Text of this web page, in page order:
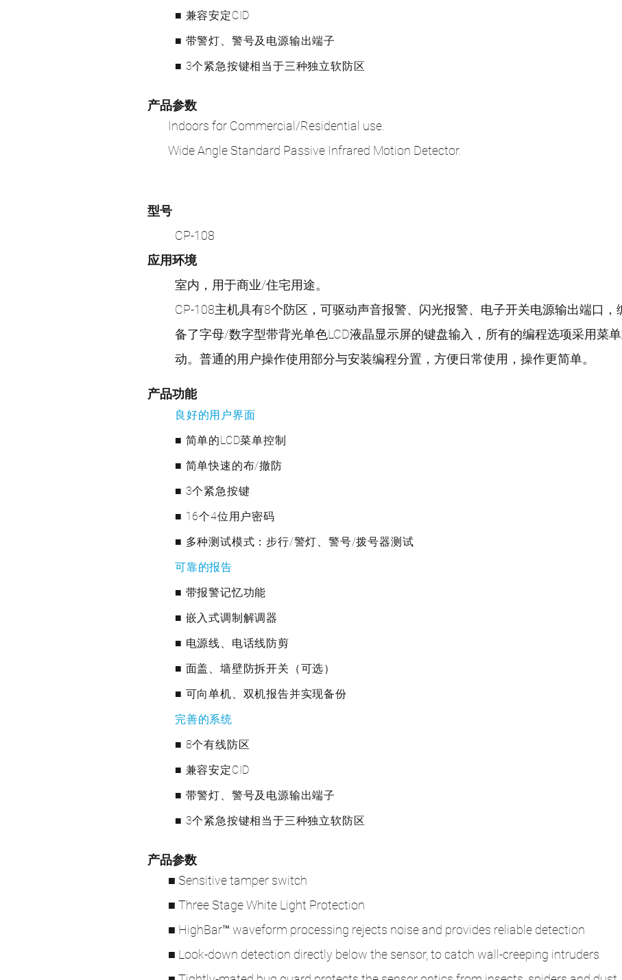
■ 兼容安定CID
■ 带警灯、警号及电源输出端子
■ 3个紧急按键相当于三种独立软防区
产品参数
Indoors for Commercial/Residential use.
Wide Angle Standard Passive Infrared Motion Detector.
型号
CP-108
应用环境
室内，用于商业/住宅用途。
CP-108主机具有8个防区，可驱动声音报警、闪光报警、电子开关电源输出端口，
备了字母/数字型带背光单色LCD液晶显示屏的键盘输入，所有的编程选项采用菜
动。普通的用户操作使用部分与安装编程分置，方便日常使用，操作更简单。
产品功能
良好的用户界面
■ 简单的LCD菜单控制
■ 简单快速的布/撤防
■ 3个紧急按键
■ 16个4位用户密码
■ 多种测试模式：步行/警灯、警号/拨号器测试
可靠的报告
■ 带报警记忆功能
■ 嵌入式调制解调器
■ 电源线、电话线防剪
■ 面盖、墙壁防拆开关（可选）
■ 可向单机、双机报告并实现备份
完善的系统
■ 8个有线防区
■ 兼容安定CID
■ 带警灯、警号及电源输出端子
■ 3个紧急按键相当于三种独立软防区
产品参数
■ Sensitive tamper switch
■ Three Stage White Light Protection
■ HighBar™ waveform processing rejects noise and provides reliable detection
■ Look-down detection directly below the sensor, to catch wall-creeping intruders